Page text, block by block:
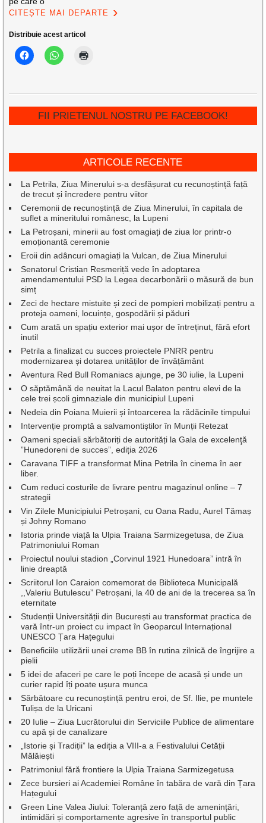
CITEȘTE MAI DEPARTE
Distribuie acest articol
FII PRIETENUL NOSTRU PE FACEBOOK!
ARTICOLE RECENTE
La Petrila, Ziua Minerului s-a desfășurat cu recunoștință față
de trecut și încredere pentru viitor
Ceremonii de recunoștință de Ziua Minerului, în capitala de
suflet a mineritului românesc, la Lupeni
La Petroșani, minerii au fost omagiați de ziua lor printr-o
emoționantă ceremonie
Eroii din adâncuri omagiați la Vulcan, de Ziua Minerului
Senatorul Cristian Resmeriță vede în adoptarea
amendamentului PSD la Legea decarbonării o măsură de bun
simț
Zeci de hectare mistuite și zeci de pompieri mobilizați pentru a
proteja oameni, locuințe, gospodării și păduri
Cum arată un spațiu exterior mai ușor de întreținut, fără efort
inutil
Petrila a finalizat cu succes proiectele PNRR pentru
modernizarea și dotarea unităților de învățământ
Aventura Red Bull Romaniacs ajunge, pe 30 iulie, la Lupeni
O săptămână de neuitat la Lacul Balaton pentru elevi de la
cele trei școli gimnaziale din municipiul Lupeni
Nedeia din Poiana Muierii și întoarcerea la rădăcinile timpului
Intervenție promptă a salvamontiștilor în Munții Retezat
Oameni speciali sărbătoriți de autorități la Gala de excelenţă
”Hunedoreni de succes”, ediția 2026
Caravana TIFF a transformat Mina Petrila în cinema în aer
liber.
Cum reduci costurile de livrare pentru magazinul online – 7
strategii
Vin Zilele Municipiului Petroșani, cu Oana Radu, Aurel Tămaș
și Johny Romano
Istoria prinde viață la Ulpia Traiana Sarmizegetusa, de Ziua
Patrimoniului Roman
Proiectul noului stadion „Corvinul 1921 Hunedoara” intră în
linie dreaptă
Scriitorul Ion Caraion comemorat de Biblioteca Municipală
,,Valeriu Butulescu” Petroșani, la 40 de ani de la trecerea sa în
eternitate
Studenții Universității din București au transformat practica de
vară într-un proiect cu impact în Geoparcul Internațional
UNESCO Țara Hațegului
Beneficiile utilizării unei creme BB în rutina zilnică de îngrijire a
pielii
5 idei de afaceri pe care le poți începe de acasă și unde un
curier rapid îți poate ușura munca
Sărbătoare cu recunoștință pentru eroi, de Sf. Ilie, pe muntele
Tulișa de la Uricani
20 Iulie – Ziua Lucrătorului din Serviciile Publice de alimentare
cu apă și de canalizare
„Istorie și Tradiții” la ediția a VIII-a a Festivalului Cetății
Mălăiești
Patrimoniul fără frontiere la Ulpia Traiana Sarmizegetusa
Zece bursieri ai Academiei Române în tabăra de vară din Țara
Hațegului
Green Line Valea Jiului: Toleranță zero față de amenințări,
intimidări și comportamente agresive în transportul public